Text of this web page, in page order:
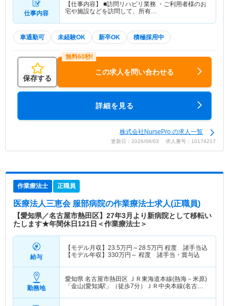
仕事内容
【仕事内容】 ■訪問リハビリ業務 ・ご利用者様のお
宅や施設などを訪問して、所有…
車通勤可 未経験OK 新卒OK 積極採用中
保存する
この求人を問い合わせる
詳細を見る
株式会社NursePro.の求人一覧
更新日：2026/08/03 求人番号：10174217
作業療法士 正職員
医療法人三恵会 服部病院の作業療法士求人(正職員)
【愛知県／名古屋市熱田区】27年3月より新病院として移転い
たします★年間休日121日＜作業療法士＞
給与
【モデル月収】 23.5万円～28.5万円 程度 諸手当込
【モデル年収】 330万円～ 程度 諸手当・賞与込
勤務地
愛知県 名古屋市熱田区 ＪＲ東海道本線(熱海－米原)
「金山(愛知)駅」（徒歩7分）ＪＲ中央本線(名古屋